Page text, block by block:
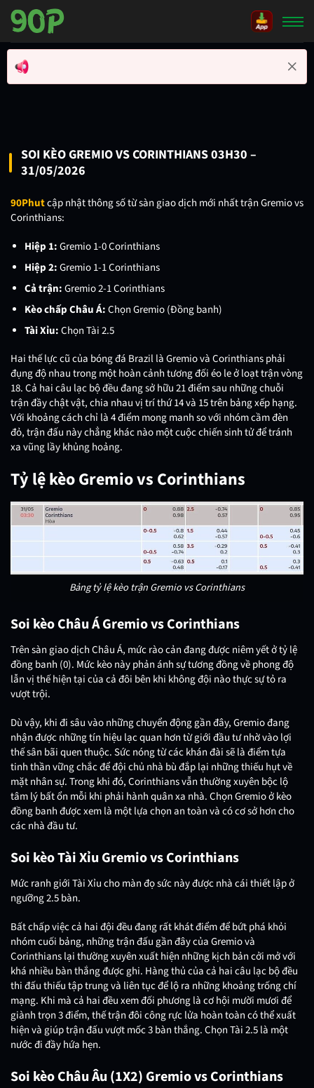
Bỏ
qua
nội
dung
SOI KÈO GREMIO VS CORINTHIANS 03H30 –
31/05/2026
90Phutcập nhật thông số từ sàn giao dịch mới nhất trận Gremio vs
Corinthians:
Hiệp 1:Gremio 1-0 Corinthians
Hiệp 2:Gremio 1-1 Corinthians
Cả trận:Gremio 2-1 Corinthians
Kèo chấp Châu Á:Chọn Gremio (Đồng banh)
Tài Xỉu:Chọn Tài 2.5
Hai thế lực cũ của bóng đá Brazil là Gremio và Corinthians phải
đụng độ nhau trong một hoàn cảnh tương đối éo le ở loạt trận vòng
18. Cả hai câu lạc bộ đều đang sở hữu 21 điểm sau những chuỗi
trận đầy chật vật, chia nhau vị trí thứ 14 và 15 trên bảng xếp hạng.
Với khoảng cách chỉ là 4 điểm mong manh so với nhóm cầm đèn
đỏ, trận đấu này chẳng khác nào một cuộc chiến sinh tử để tránh
xa vũng lầy khủng hoảng.
Tỷ lệ kèo Gremio vs Corinthians
Bảng tỷ lệ kèo trận Gremio vs Corinthians
Soi kèo Châu Á Gremio vs Corinthians
Trên sàn giao dịch Châu Á, mức rào cản đang được niêm yết ở tỷ lệ
đồng banh (0). Mức kèo này phản ánh sự tương đồng về phong độ
lẫn vị thế hiện tại của cả đôi bên khi không đội nào thực sự tỏ ra
vượt trội.
Dù vậy, khi đi sâu vào những chuyển động gần đây, Gremio đang
nhận được những tín hiệu lạc quan hơn từ giới đầu tư nhờ vào lợi
thế sân bãi quen thuộc. Sức nóng từ các khán đài sẽ là điểm tựa
tinh thần vững chắc để đội chủ nhà bù đắp lại những thiếu hụt về
mặt nhân sự. Trong khi đó, Corinthians vẫn thường xuyên bộc lộ
tâm lý bất ổn mỗi khi phải hành quân xa nhà. Chọn Gremio ở kèo
đồng banh được xem là một lựa chọn an toàn và có cơ sở hơn cho
các nhà đầu tư.
Soi kèo Tài Xỉu Gremio vs Corinthians
Mức ranh giới Tài Xỉu cho màn đọ sức này được nhà cái thiết lập ở
ngưỡng 2.5 bàn.
Bất chấp việc cả hai đội đều đang rất khát điểm để bứt phá khỏi
nhóm cuối bảng, những trận đấu gần đây của Gremio và
Corinthians lại thường xuyên xuất hiện những kịch bản cởi mở với
khá nhiều bàn thắng được ghi. Hàng thủ của cả hai câu lạc bộ đều
thi đấu thiếu tập trung và liên tục để lộ ra những khoảng trống chí
mạng. Khi mà cả hai đều xem đối phương là cơ hội mười mươi để
giành trọn 3 điểm, thế trận đôi công rực lửa hoàn toàn có thể xuất
hiện và giúp trận đấu vượt mốc 3 bàn thắng. Chọn Tài 2.5 là một
nước đi đầy hứa hẹn.
Soi kèo Châu Âu (1X2) Gremio vs Corinthians